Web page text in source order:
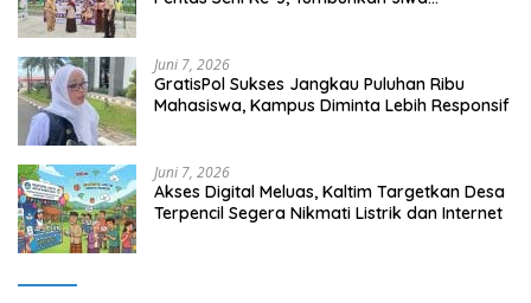
Juni 7, 2026
GratisPol Sukses Jangkau Puluhan Ribu
Mahasiswa, Kampus Diminta Lebih Responsif
Juni 7, 2026
Akses Digital Meluas, Kaltim Targetkan Desa
Terpencil Segera Nikmati Listrik dan Internet